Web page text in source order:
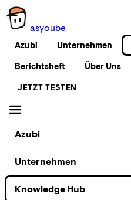
asyoube
Azubi Unternehmen
Berichtsheft
Über Uns
JETZT TESTEN
Azubi
Unternehmen
Knowledge Hub